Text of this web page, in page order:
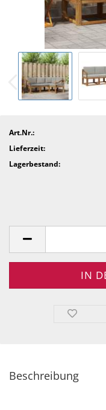
Art.Nr.:
Lieferzeit:
Lagerbestand:
Beschreibung